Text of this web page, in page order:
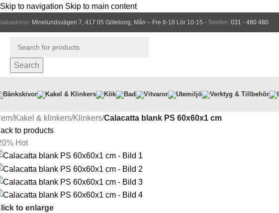
Skip to navigation Skip to main content
Minelundsvägen 7, 417 05 Göteborg, Mån – Fre 8-18 Lör 10-15 - Telefon: 031 - 480 480
Search
Bänkskivor Kakel & Klinkers Kök Bad Vitvaror Utemiljö Verktyg & Tillbehör
/Kakel & klinkers/Klinkers/Calacatta blank PS 60x60x1 cm
to products
Hot
to enlarge